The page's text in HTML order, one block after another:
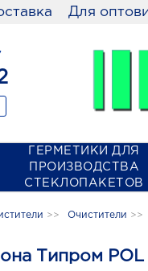
Для
ГЕРМЕТИКИ ДЛЯ
ПРОИЗВОДСТВА
СТЕКЛОПАКЕТОВ
>> Очистители >>
Типром POL